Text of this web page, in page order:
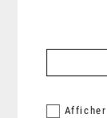
Afficher